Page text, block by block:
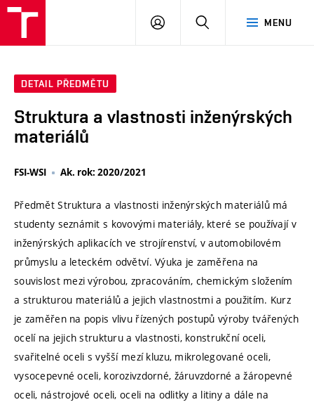
MENU
PŘIHLÁSIT
DETAIL PŘEDMĚTU
Struktura a vlastnosti inženýrských
materiálů
FSI-WSI Ak. rok: 2020/2021
Předmět Struktura a vlastnosti inženýrských materiálů má
studenty seznámit s kovovými materiály, které se používají v
inženýrských aplikacích ve strojírenství, v automobilovém
průmyslu a leteckém odvětví. Výuka je zaměřena na
souvislost mezi výrobou, zpracováním, chemickým složením
a strukturou materiálů a jejich vlastnostmi a použitím. Kurz
je zaměřen na popis vlivu řízených postupů výroby tvářených
ocelí na jejich strukturu a vlastnosti, konstrukční oceli,
svařitelné oceli s vyšší mezí kluzu, mikrolegované oceli,
vysocepevné oceli, korozivzdorné, žáruvzdorné a žáropevné
oceli, nástrojové oceli, oceli na odlitky a litiny a dále na